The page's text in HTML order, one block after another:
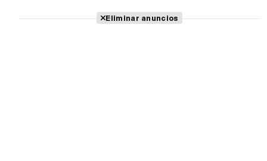
Eliminar anuncios